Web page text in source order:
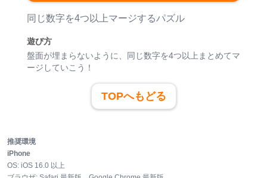
ゲーム紹介
同じ数字を4つ以上マージするパズル
遊び方
盤面が埋まらないように、同じ数字を4つ以上まとめてマ
ージしていこう！
TOPへもどる
推奨環境
iPhone
OS: iOS 16.0 以上